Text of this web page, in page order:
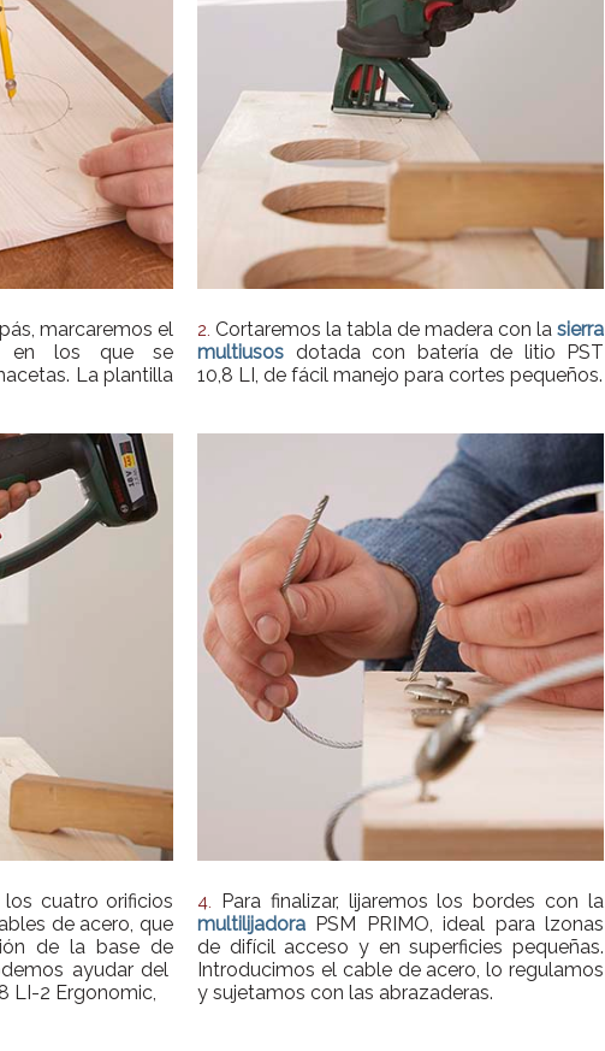
marcaremos el
en los que se
La plantilla
2. Cortaremos la tabla de madera con la sierra
multiusos dotada con batería de litio PST
10,8 LI, de fácil manejo para cortes pequeños.
los cuatro orificios
de acero, que
de la base de
ayudar del
LI-2 Ergonomic,
4.
Para finalizar, lijaremos los bordes con la
multilijadora PSM PRIMO, ideal para lzonas
de difícil acceso y en superficies pequeñas.
Introducimos el cable de acero, lo regulamos
y sujetamos con las abrazaderas.